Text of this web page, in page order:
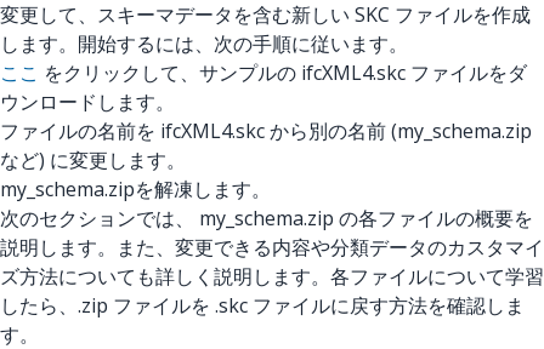
変更して、スキーマデータを含む新しい SKC ファイルを作成
します。開始するには、次の手順に従います。
ここ をクリックして、サンプルの ifcXML4.skc ファイルをダ
ウンロードします。
ファイルの名前を ifcXML4.skc から別の名前 (my_schema.zip
など) に変更します。
my_schema.zipを解凍します。
次のセクションでは、 my_schema.zip の各ファイルの概要を
説明します。また、変更できる内容や分類データのカスタマイ
ズ方法についても詳しく説明します。各ファイルについて学習
したら、.zip ファイルを .skc ファイルに戻す方法を確認しま
す。